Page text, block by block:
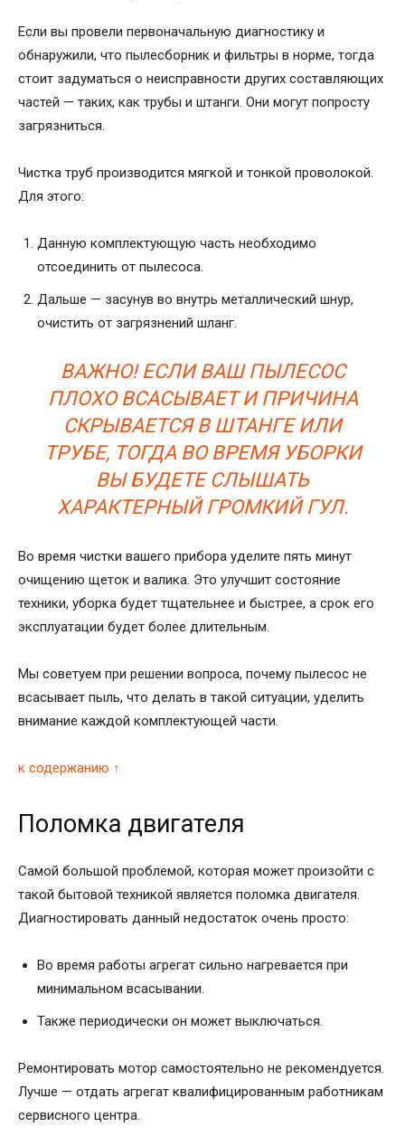
Если вы провели первоначальную диагностику и
обнаружили, что пылесборник и фильтры в норме, тогда
стоит задуматься о неисправности других составляющих
частей — таких, как трубы и штанги. Они могут попросту
загрязниться.
Чистка труб производится мягкой и тонкой проволокой.
Для этого:
Данную комплектующую часть необходимо
отсоединить от пылесоса.
Дальше — засунув во внутрь металлический шнур,
очистить от загрязнений шланг.
ВАЖНО! ЕСЛИ ВАШ ПЫЛЕСОС
ПЛОХО ВСАСЫВАЕТ И ПРИЧИНА
СКРЫВАЕТСЯ В ШТАНГЕ ИЛИ
ТРУБЕ, ТОГДА ВО ВРЕМЯ УБОРКИ
ВЫ БУДЕТЕ СЛЫШАТЬ
ХАРАКТЕРНЫЙ ГРОМКИЙ ГУЛ.
Во время чистки вашего прибора уделите пять минут
очищению щеток и валика. Это улучшит состояние
техники, уборка будет тщательнее и быстрее, а срок его
эксплуатации будет более длительным.
Мы советуем при решении вопроса, почему пылесос не
всасывает пыль, что делать в такой ситуации, уделить
внимание каждой комплектующей части.
к содержанию ↑
Поломка двигателя
Самой большой проблемой, которая может произойти с
такой бытовой техникой является поломка двигателя.
Диагностировать данный недостаток очень просто:
Во время работы агрегат сильно нагревается при
минимальном всасывании.
Также периодически он может выключаться.
Ремонтировать мотор самостоятельно не рекомендуется.
Лучше — отдать агрегат квалифицированным работникам
сервисного центра.